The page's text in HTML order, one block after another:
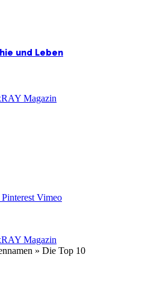
und Leben
Pinterest Vimeo
» Die Top 10